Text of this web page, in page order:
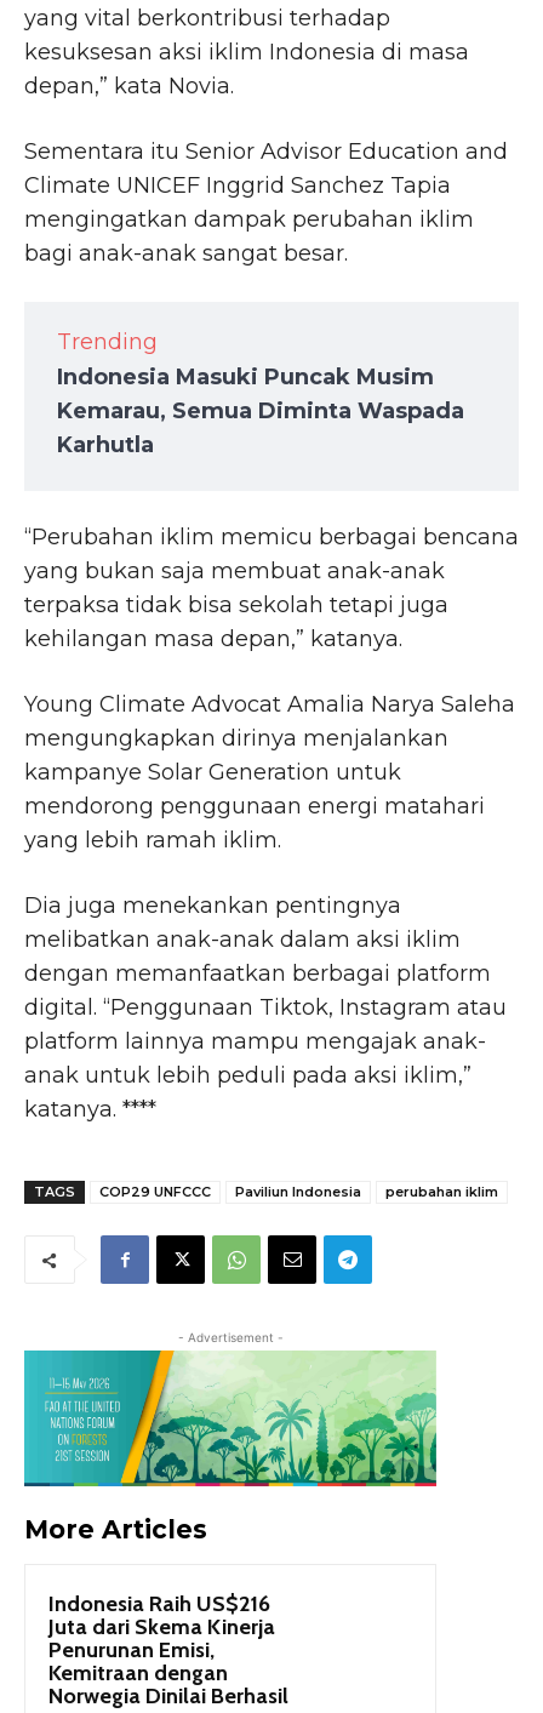
yang vital berkontribusi terhadap
kesuksesan aksi iklim Indonesia di masa
depan,” kata Novia.
Sementara itu Senior Advisor Education and
Climate UNICEF Inggrid Sanchez Tapia
mengingatkan dampak perubahan iklim
bagi anak-anak sangat besar.
Trending
Indonesia Masuki Puncak Musim
Kemarau, Semua Diminta Waspada
Karhutla
“Perubahan iklim memicu berbagai bencana
yang bukan saja membuat anak-anak
terpaksa tidak bisa sekolah tetapi juga
kehilangan masa depan,” katanya.
Young Climate Advocat Amalia Narya Saleha
mengungkapkan dirinya menjalankan
kampanye Solar Generation untuk
mendorong penggunaan energi matahari
yang lebih ramah iklim.
Dia juga menekankan pentingnya
melibatkan anak-anak dalam aksi iklim
dengan memanfaatkan berbagai platform
digital. “Penggunaan Tiktok, Instagram atau
platform lainnya mampu mengajak anak-
anak untuk lebih peduli pada aksi iklim,”
katanya. ****
TAGS COP29 UNFCCC Paviliun Indonesia perubahan iklim
- Advertisement -
More Articles
Indonesia Raih US$216
Juta dari Skema Kinerja
Penurunan Emisi,
Kemitraan dengan
Norwegia Dinilai Berhasil